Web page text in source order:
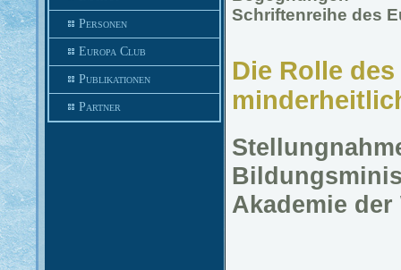
Personen
Europa Club
Publikationen
Partner
Schriftenreihe des
Die Rolle
Akademie